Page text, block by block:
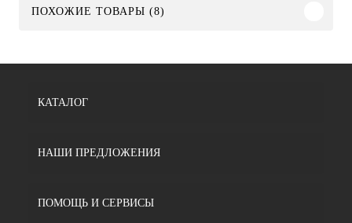
ПОХОЖИЕ ТОВАРЫ (8)
КАТАЛОГ
НАШИ ПРЕДЛОЖЕНИЯ
ПОМОЩЬ И СЕРВИСЫ